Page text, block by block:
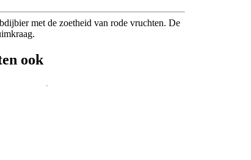
met de zoetheid van rode vruchten. De
ook